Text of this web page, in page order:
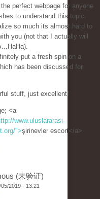
perfect webpage for anyone
to understand this topic.
so much its almost hard to
you (not that I actually will
put a fresh spin on a
has been discussed for
stuff, just excellent!
<a
www.uluslararasi-
">şirinevler escort</a>
(未验证)
2019 - 13:21